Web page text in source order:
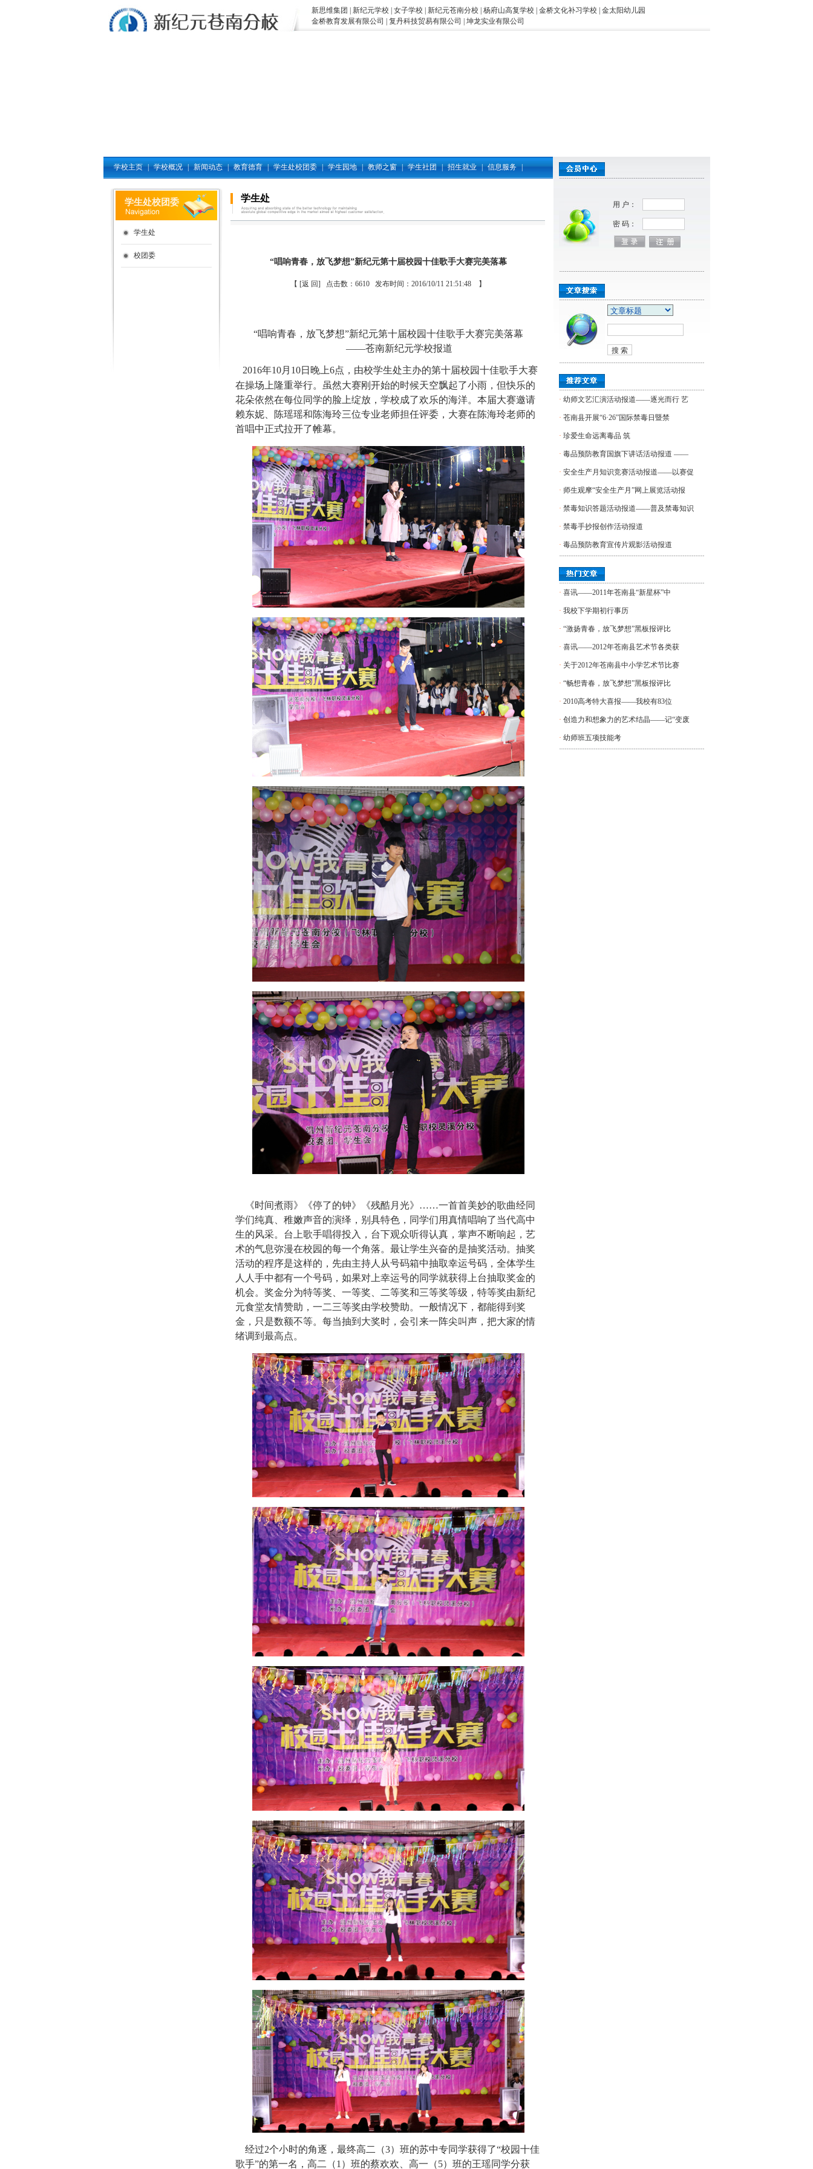
新思维集团 新纪元学校| 女子学校| 新纪元苍南分校| 杨府山高复学校| 金桥文化补习学校| 金太阳幼儿园
金桥教育发展有限公司
复丹科技贸易有限公司 坤龙实业有限公司
学校主页 | 学校概况 | 新闻动态 | 教育德育 | 学生处校团委 | 学生园地 | 教师之窗 | 学生社团 | 招生就业 | 信息服务 |
学生处校团委
学生处
校团委
学生处
“唱响青春，放飞梦想”新纪元第十届校园十佳歌手大赛完美落幕
【 [返 回] 点击数：6610 发布时间：2016/10/11 21:51:48 】
“唱响青春，放飞梦想”新纪元第十届校园十佳歌手大赛完美落幕
——苍南新纪元学校报道
2016年10月10日晚上6点，由校学生处主办的第十届校园十佳歌手大赛
在操场上隆重举行。虽然大赛刚开始的时候天空飘起了小雨，但快乐的
花朵依然在每位同学的脸上绽放，学校成了欢乐的海洋。本届大赛邀请
赖东妮、陈瑶瑶和陈海玲三位专业老师担任评委，大赛在陈海玲老师的
首唱中正式拉开了帷幕。
《时间煮雨》《停了的钟》《残酷月光》……一首首美妙的歌曲经同
学们纯真、稚嫩声音的演绎，别具特色，同学们用真情唱响了当代高中
生的风采。台上歌手唱得投入，台下观众听得认真，掌声不断响起，艺
术的气息弥漫在校园的每一个角落。最让学生兴奋的是抽奖活动。抽奖
活动的程序是这样的，先由主持人从号码箱中抽取幸运号码，全体学生
人人手中都有一个号码，如果对上幸运号的同学就获得上台抽取奖金的
机会。奖金分为特等奖、一等奖、二等奖和三等奖等级，特等奖由新纪
元食堂友情赞助，一二三等奖由学校赞助。一般情况下，都能得到奖
金，只是数额不等。每当抽到大奖时，会引来一阵尖叫声，把大家的情
绪调到最高点。
经过2个小时的角逐，最终高二（3）班的苏中专同学获得了“校园十佳
歌手”的第一名，高二（1）班的蔡欢欢、高一（5）班的王瑶同学分获
用 户：
密 码：
· 幼师文艺汇演活动报道——逐光而行 艺
· 苍南县开展“6·26”国际禁毒日暨禁
· ​珍爱生命远离毒品 筑
· 毒品预防教育国旗下讲话活动报道 ——
· 安全生产月知识竞赛活动报道——以赛促
· 师生观摩“安全生产月”网上展览活动报
· 禁毒知识答题活动报道——普及禁毒知识
· 禁毒手抄报创作活动报道
· 毒品预防教育宣传片观影活动报道
· 喜讯——2011年苍南县“新星杯”中
· 我校下学期初行事历
· “激扬青春，放飞梦想”黑板报评比
· 喜讯——2012年苍南县艺术节各类获
· 关于2012年苍南县中小学艺术节比赛
· “畅想青春，放飞梦想”黑板报评比
· 2010高考特大喜报——我校有83位
· 创造力和想象力的艺术结晶——记“变废
· 幼师班五项技能考